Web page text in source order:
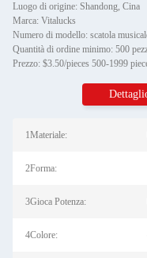
Luogo di origine: Shandong, Cina
Marca: Vitalucks
Numero di modello: scatola
Quantità di ordine minimo: 500
Prezzo: $3.50/pieces 500-1999
1Materiale:
2Forma:
3Gioca Potenza:
4Colore: